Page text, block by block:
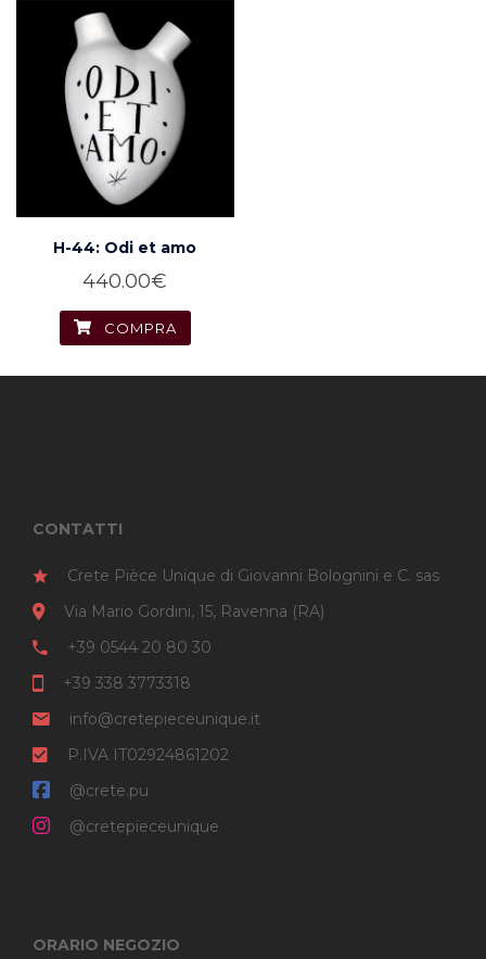
H-44: Odi et amo
440.00€
COMPRA
CONTATTI
Crete Pièce Unique di Giovanni Bolognini e C. sas
Via Mario Gordini, 15, Ravenna (RA)
+39 0544 20 80 30
+39 338 3773318
info@cretepieceunique.it
P.IVA IT02924861202
@crete.pu
@cretepieceunique
ORARIO NEGOZIO